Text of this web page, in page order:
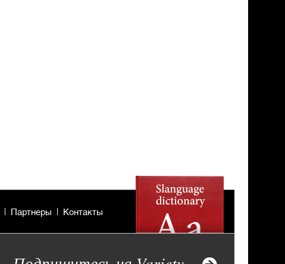
Партнеры Контакты